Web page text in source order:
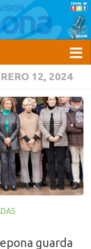
12, 2024
guarda